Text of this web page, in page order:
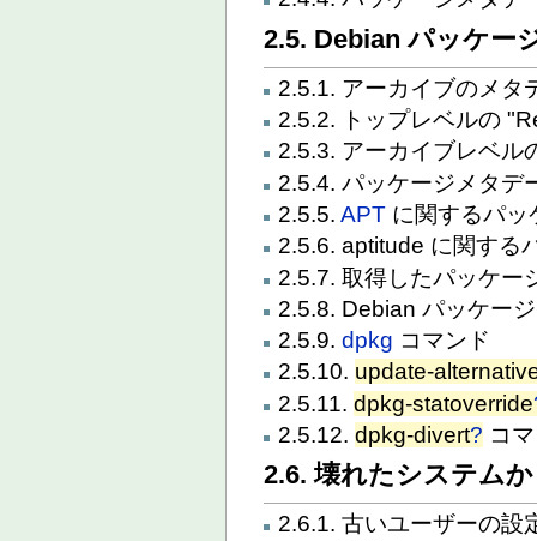
2.5. Debian パッケー
2.5.1. アーカイブのメタ
2.5.2. トップレベルの
2.5.3. アーカイブレベル
2.5.4. パッケージメタデ
2.5.5.APT に関するパッ
2.5.6. aptitude に関する
2.5.7. 取得したパッケー
2.5.8. Debian パッケー
2.5.9.dpkg コマンド
2.5.10. update-
2.5.11.dpkg-statoverride
2.5.12.dpkg-divert? コ
2.6. 壊れたシステム
2.6.1. 古いユーザーの設